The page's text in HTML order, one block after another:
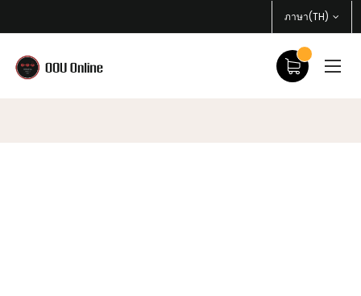
ภาษา(TH)